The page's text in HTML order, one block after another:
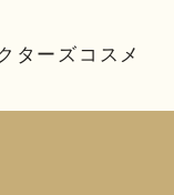
ターズコスメ